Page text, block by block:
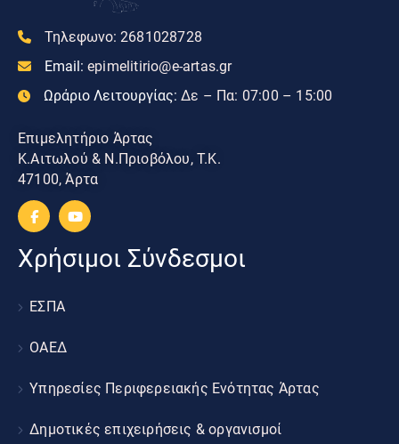
Τηλεφωνο: 2681028728
Email: epimelitirio@e-artas.gr
Ωράριο Λειτουργίας: Δε – Πα: 07:00 – 15:00
Επιμελητήριο Άρτας
Κ.Αιτωλού & Ν.Πριοβόλου, Τ.Κ.
47100, Άρτα
Χρήσιμοι Σύνδεσμοι
ΕΣΠΑ
ΟΑΕΔ
Υπηρεσίες Περιφερειακής Ενότητας Άρτας
Δημοτικές επιχειρήσεις & οργανισμοί